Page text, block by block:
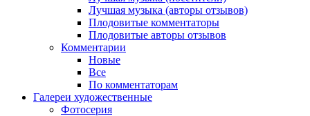
Лучшая музыка (авторы отзывов)
Плодовитые комментаторы
Плодовитые авторы отзывов
Комментарии
Новые
Все
По комментаторам
Галереи художественные
Фотосерия